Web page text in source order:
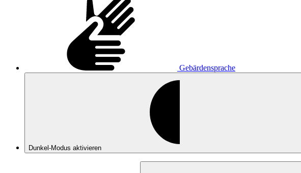
Gebärdensprache
Dunkel-Modus aktivieren